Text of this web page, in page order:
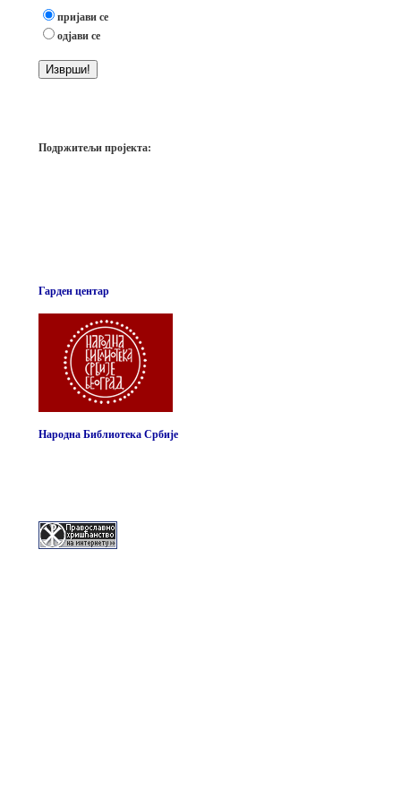
пријави се
одјави се
Подржитељи пројекта:
Гарден центар
Народна Библиотека Србије